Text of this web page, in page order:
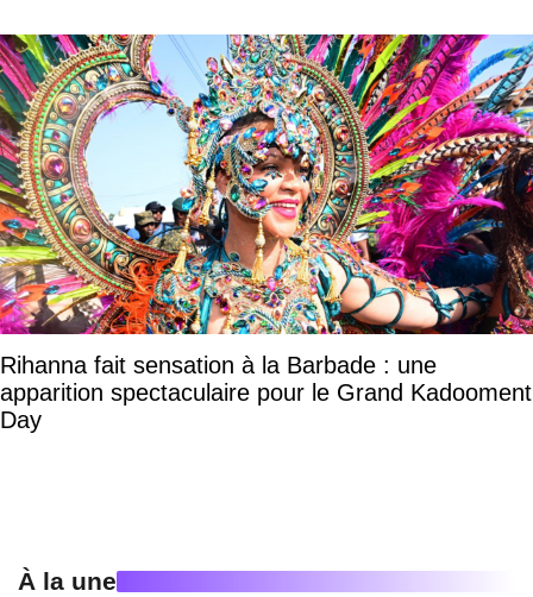
Rihanna fait sensation à la Barbade : une
apparition spectaculaire pour le Grand Kadooment
Day
À la une